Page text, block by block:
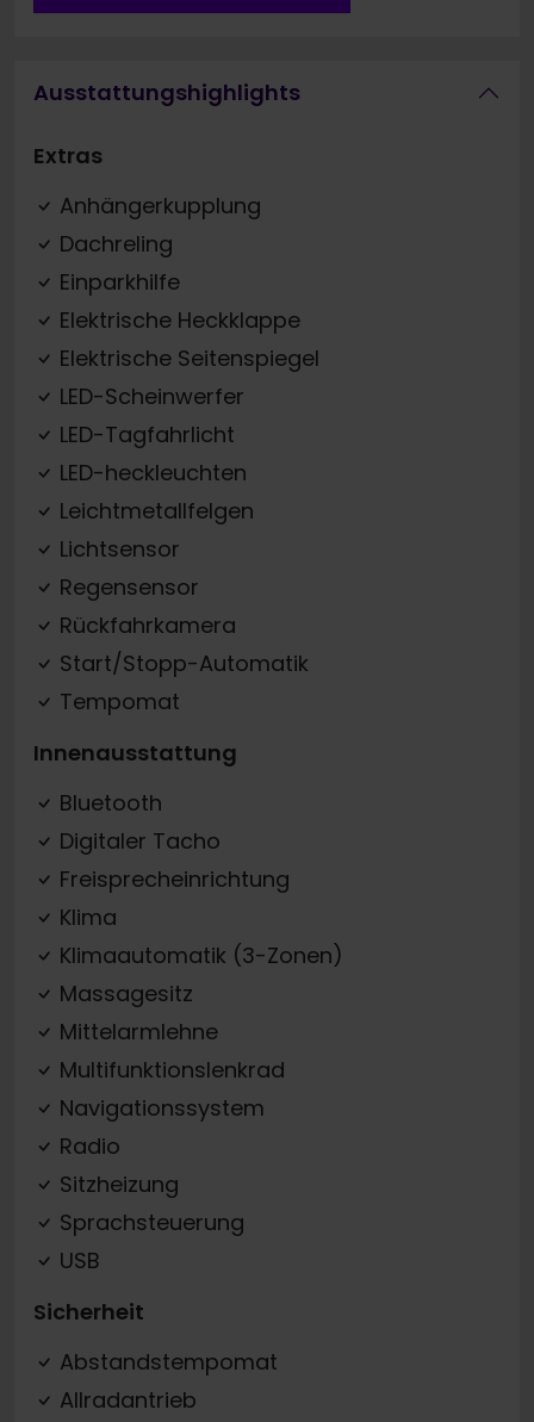
Ausstattungshighlights
Extras
Anhängerkupplung
Dachreling
Einparkhilfe
Elektrische Heckklappe
Elektrische Seitenspiegel
LED-Scheinwerfer
LED-Tagfahrlicht
LED-heckleuchten
Leichtmetallfelgen
Lichtsensor
Regensensor
Rückfahrkamera
Start/Stopp-Automatik
Tempomat
Innenausstattung
Bluetooth
Digitaler Tacho
Freisprecheinrichtung
Klima
Klimaautomatik (3-Zonen)
Massagesitz
Mittelarmlehne
Multifunktionslenkrad
Navigationssystem
Radio
Sitzheizung
Sprachsteuerung
USB
Sicherheit
Abstandstempomat
Allradantrieb